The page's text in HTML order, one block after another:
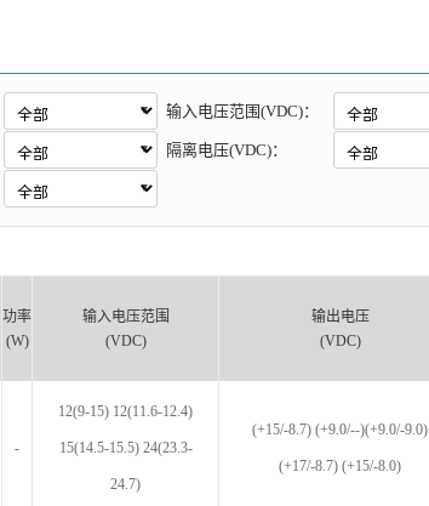
输入电压范围(VDC)：
隔离电压(VDC)：
功率
(W)
输入电压范围
(VDC)
输出电压
(VDC)
-
12(9-15) 12(11.6-12.4)
15(14.5-15.5) 24(23.3-
24.7)
(+15/-8.7) (+9.0/--)(+9.0/-9.0)
(+17/-8.7) (+15/-8.0)